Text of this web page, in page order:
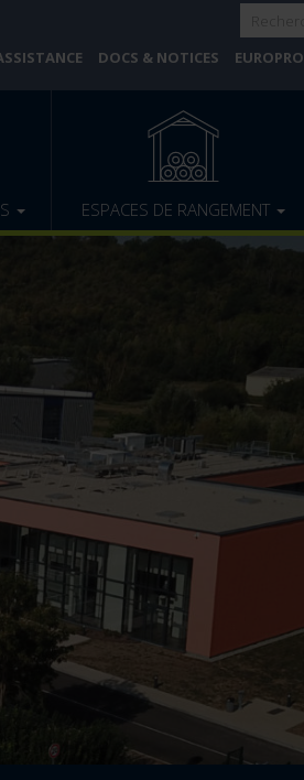
DOCS & NOTICES EUROPRO
ESPACES DE RANGEMENT